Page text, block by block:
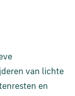
van lichte
en